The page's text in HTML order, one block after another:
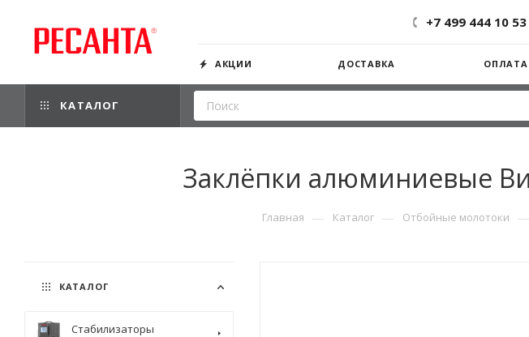
+7 499 444 10 53
АКЦИИ ДОСТАВКА ОПЛАТА
КАТАЛОГ
Заклёпки алюминиевые
Главная — Каталог — Отбойные молотоки —
КАТАЛОГ
Стабилизаторы